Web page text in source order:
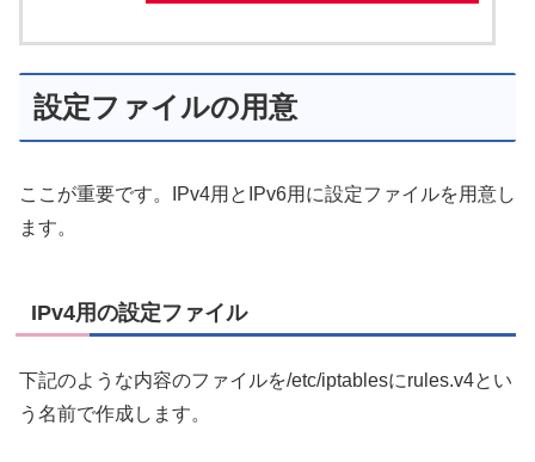
設定ファイルの用意
ここが重要です。IPv4用とIPv6用に設定ファイルを用意し
ます。
IPv4用の設定ファイル
下記のような内容のファイルを/etc/iptablesにrules.v4とい
う名前で作成します。